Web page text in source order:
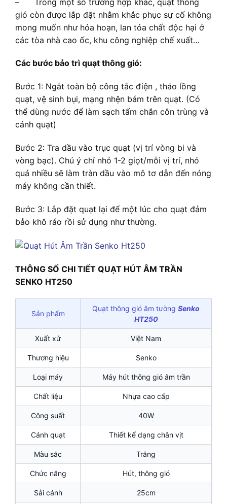
gió còn được lắp đặt nhằm khắc phục sự cố không
mong muốn như hỏa hoạn, lan tỏa chất độc hại ở
các tòa nhà cao ốc, khu công nghiệp chế xuất…
Các bước bảo trì quạt thông gió:
Bước 1: Ngắt toàn bộ công tắc điện , tháo lồng
quạt, vệ sinh bụi, mạng nhện bám trên quạt. (Có
thể dùng nước để làm sạch tấm chắn côn trùng và
cánh quạt)
Bước 2: Tra dầu vào trục quạt (vị trí vòng bi và
vòng bạc). Chú ý chỉ nhỏ 1-2 giọt/mỗi vị trí, nhỏ
quá nhiều sẽ làm tràn dầu vào mô tơ dẫn đến nóng
máy không cần thiết.
Bước 3: Lắp đặt quạt lại để một lúc cho quạt đảm
bảo khô ráo rồi sử dụng như thường.
THÔNG SỐ CHI TIẾT QUẠT HÚT ÂM TRẦN
SENKO HT250
Sản phẩm
Quạt thông gió âm tường Senko
HT250
Xuất xứ Việt Nam
Thương hiệu Senko
Loại máy Máy hút thông gió âm trần
Chất liệu Nhựa cao cấp
Công suất 40W
Cánh quạt Thiết kế dạng chân vịt
Màu sắc Trắng
Chức năng Hút, thông gió
Sải cánh 25cm